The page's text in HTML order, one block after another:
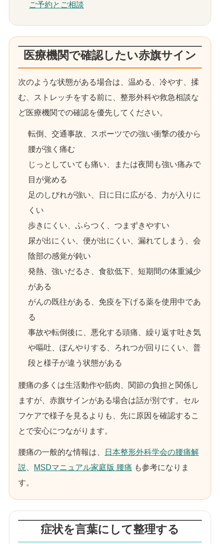
ご予約とご相談
医療機関で確認したい赤旗サイン
次のような状態がある場合は、温める、冷やす、揉
む、ストレッチをする前に、整形外科や救急相談な
ど医療機関での確認を優先してください。
転倒、交通事故、スポーツでの強い衝撃の後から
腰が強く痛む
じっとしていても痛い、または夜間も強い痛みで
目が覚める
足のしびれが強い、日に日に広がる、力が入りに
くい
歩きにくい、ふらつく、つまずきやすい
尿が出にくい、便が出にくい、漏れてしまう、会
陰部の感覚が鈍い
発熱、強いだるさ、食欲低下、短期間の体重減少
がある
がんの既往がある、免疫を下げる薬を使用中であ
る
事故や転倒後に、悪化する頭痛、繰り返す吐き気
や嘔吐、ぼんやりする、ろれつが回りにくい、普
段と様子が違う状態がある
腰痛の多くは生活動作や筋肉、関節の負担と関係し
ますが、赤旗サインがある場合は話が別です。セル
フケアで様子を見るよりも、先に原因を確認するこ
とで安心につながります。
腰痛の一般的な情報は、
日本整形外科学会の腰痛解
説
MSDマニュアル家庭版 腰痛 も参考になりま
す。
症状を言葉にして整理する